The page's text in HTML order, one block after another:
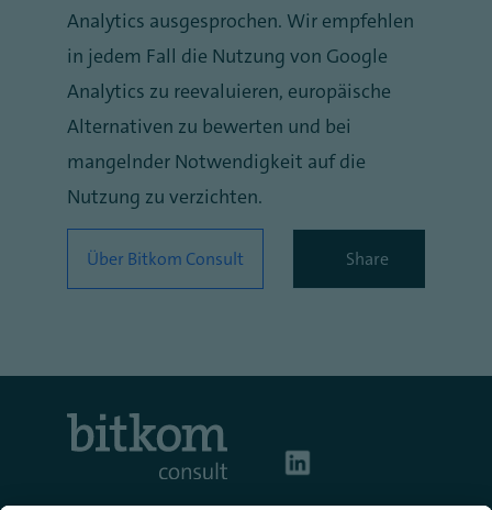
Analytics ausgesprochen. Wir empfehlen
in jedem Fall die Nutzung von Google
Analytics zu reevaluieren, europäische
Alternativen zu bewerten und bei
mangelnder Notwendigkeit auf die
Nutzung zu verzichten.
Über Bitkom Consult Share